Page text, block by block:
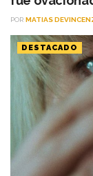
POR MATIAS
DESTACADO